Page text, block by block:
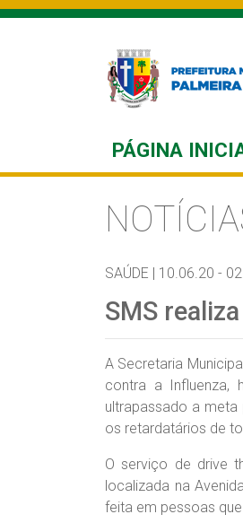
PÁGINA
SAÚDE | 10.06.20 -
SMS
A Secretaria
contra a Influenza,
ultrapassado a meta
os retardatários de
O serviço de drive
localizada na
feita em pessoas